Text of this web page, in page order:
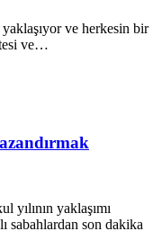
ve herkesin bir
ve…
yaklaşımı
sabahlardan son dakika